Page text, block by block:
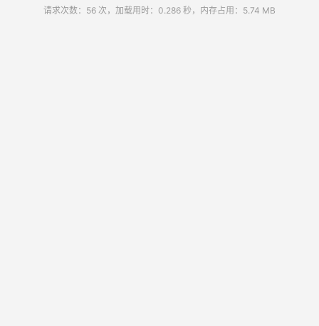
请求次数：56 次，加载用时：0.286 秒，内存占用：5.74 MB